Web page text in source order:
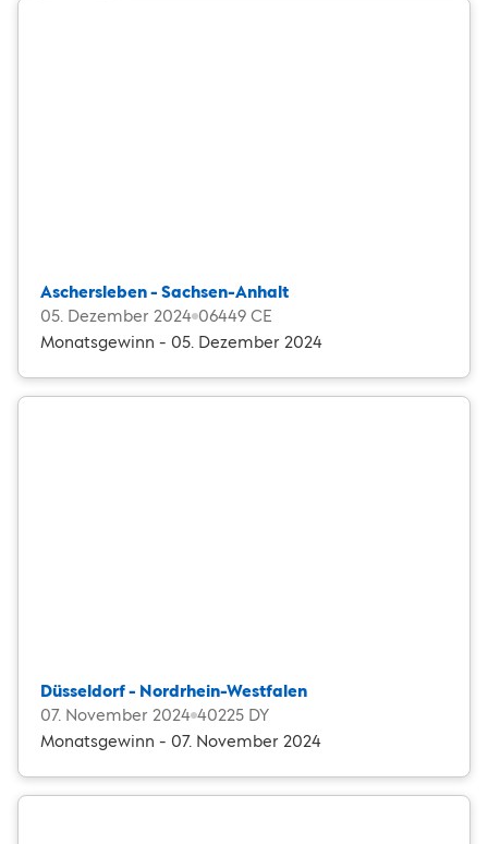
Aschersleben - Sachsen-Anhalt
05. Dezember 2024 06449 CE
Monatsgewinn - 05. Dezember 2024
Düsseldorf - Nordrhein-Westfalen
07. November 2024 40225 DY
Monatsgewinn - 07. November 2024